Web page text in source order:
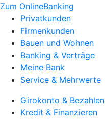
Zum OnlineBanking
Privatkunden
Firmenkunden
Bauen und Wohnen
Banking & Verträge
Meine Bank
Service & Mehrwerte
Girokonto & Bezahlen
Kredit & Finanzieren